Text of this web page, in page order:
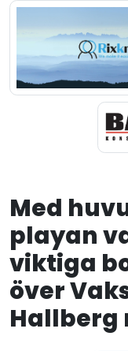
Med
playan
viktiga
över
Hallberg